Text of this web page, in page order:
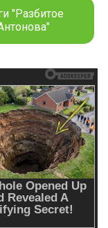
Лены и
не суждено
"Разбитое